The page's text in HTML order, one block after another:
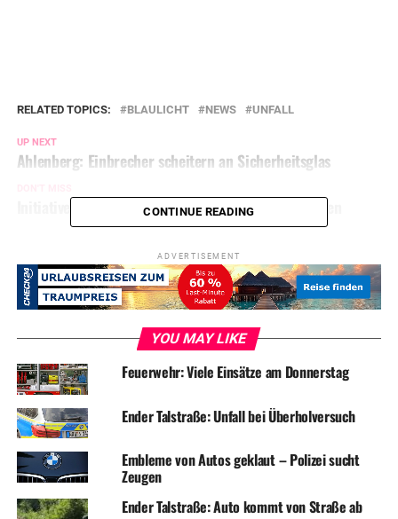
RELATED TOPICS: BLAULICHT NEWS UNFALL
UP NEXT
Ahlenberg: Einbrecher scheitern an Sicherheitsglas
Initiative informiert zum Thema Gewalt gegen Frauen
CONTINUE READING
ADVERTISEMENT
YOU MAY LIKE
Feuerwehr: Viele Einsätze am Donnerstag
Ender Talstraße: Unfall bei Überholversuch
Embleme von Autos geklaut – Polizei sucht
Zeugen
Ender Talstraße: Auto kommt von Straße ab